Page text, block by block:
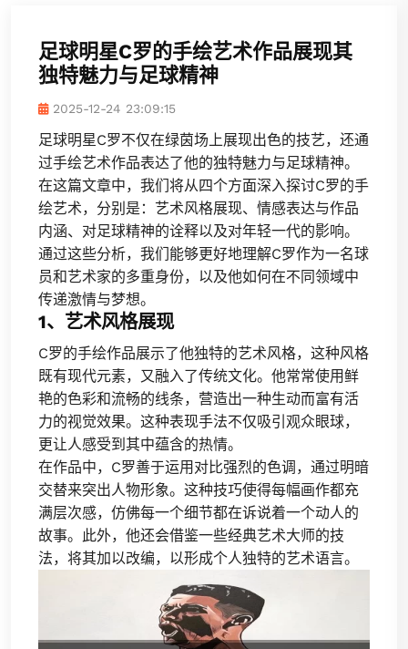
足球明星C罗的手绘艺术作品展现其
独特魅力与足球精神
2025-12-24 23:09:15
足球明星C罗不仅在绿茵场上展现出色的技艺，还通
过手绘艺术作品表达了他的独特魅力与足球精神。
在这篇文章中，我们将从四个方面深入探讨C罗的手
绘艺术，分别是：艺术风格展现、情感表达与作品
内涵、对足球精神的诠释以及对年轻一代的影响。
通过这些分析，我们能够更好地理解C罗作为一名球
员和艺术家的多重身份，以及他如何在不同领域中
传递激情与梦想。
1、艺术风格展现
C罗的手绘作品展示了他独特的艺术风格，这种风格
既有现代元素，又融入了传统文化。他常常使用鲜
艳的色彩和流畅的线条，营造出一种生动而富有活
力的视觉效果。这种表现手法不仅吸引观众眼球，
更让人感受到其中蕴含的热情。
在作品中，C罗善于运用对比强烈的色调，通过明暗
交替来突出人物形象。这种技巧使得每幅画作都充
满层次感，仿佛每一个细节都在诉说着一个动人的
故事。此外，他还会借鉴一些经典艺术大师的技
法，将其加以改编，以形成个人独特的艺术语言。